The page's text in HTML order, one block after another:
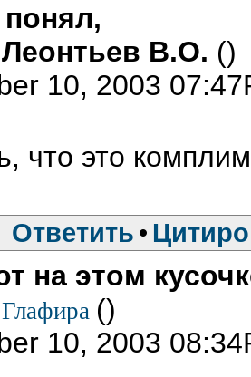
Леонтьев В.О. ()
10, 2003
что это
Ответить •
на этом
Глафира ()
10, 2003